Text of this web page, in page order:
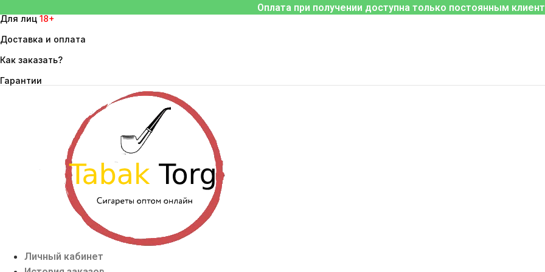
к
содержимому
Оплата при получении доступна только постоянным
Для лиц 18+
Доставка и оплата
Как заказать?
Гарантии
Личный кабинет